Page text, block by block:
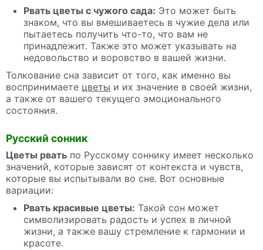
Рвать цветы с чужого сада: Это может быть
знаком, что вы вмешиваетесь в чужие дела или
пытаетесь получить что-то, что вам не
принадлежит. Также это может указывать на
недовольство и воровство в вашей жизни.
Толкование сна зависит от того, как именно вы
воспринимаете цветы и их значение в своей жизни,
а также от вашего текущего эмоционального
состояния.
Русский сонник
Цветы рвать по Русскому соннику имеет несколько
значений, которые зависят от контекста и чувств,
которые вы испытывали во сне. Вот основные
вариации:
Рвать красивые цветы: Такой сон может
символизировать радость и успех в личной
жизни, а также вашу стремление к гармонии и
красоте.